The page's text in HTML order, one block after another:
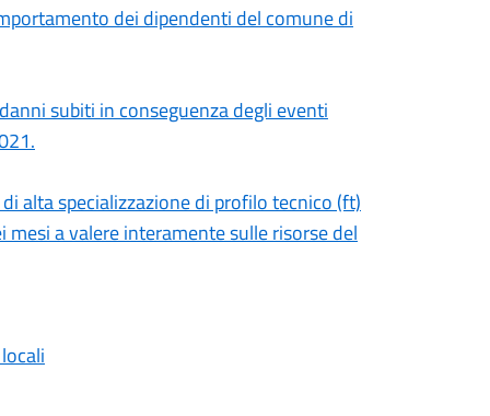
dei dipendenti del comune di
subiti in conseguenza degli eventi
alta specializzazione di profilo tecnico (ft)
a valere interamente sulle risorse del